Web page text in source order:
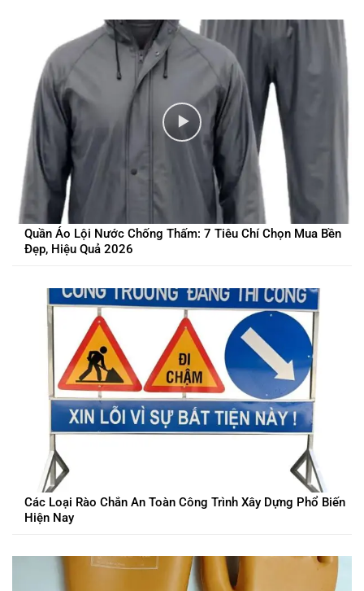
Quần Áo Lội Nước Chống Thấm: 7 Tiêu Chí Chọn Mua Bền
Đẹp, Hiệu Quả 2026
Các Loại Rào Chắn An Toàn Công Trình Xây Dựng Phổ Biến
Hiện Nay